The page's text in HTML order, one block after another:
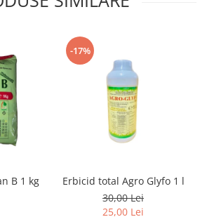
B 1 kg
-17%
Erbicid total Agro Glyfo 1 l
30,00 Lei
25,00 Lei